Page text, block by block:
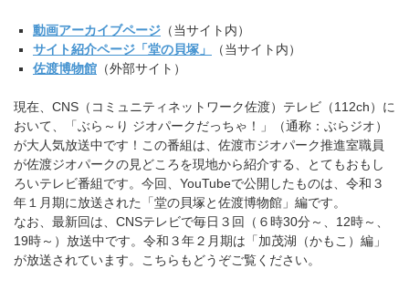
動画アーカイブページ （当サイト内）
サイト紹介ページ「堂の貝塚」
（当サイト内）
佐渡博物館 （外部サイト）
現在、CNS（コミュニティネットワーク佐渡）テレビ（112ch）に
おいて、「ぶら～り ジオパークだっちゃ！」（通称：ぶらジオ）
が大人気放送中です！ この番組は、佐渡市ジオパーク推進室職員
が佐渡ジオパークの見どころを現地から紹介する、とてもおもし
ろいテレビ番組です。今回、YouTubeで公開したものは、 令和３
年１月期に放送された「堂の貝塚と佐渡博物館」編です。
なお、最新回は、CNSテレビで毎日３回（６時30分～、12時～、
19時～）放送中です。令和３年２月期は「加茂湖（かもこ） 編」
が放送されています。こちらもどうぞご覧ください。